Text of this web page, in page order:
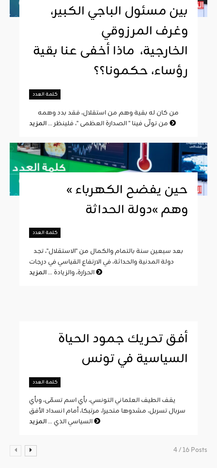
بين مسئول الباجي الكبير،
وغرف المرزوقي
الخارجية، ماذا أخفى عنا بقية
رؤساء، حكمونا؟؟
كلمة العدد
من تولّى فينا " الصدارة العظمى "، فلينظر ...
« حين يفضح الكهرباء
وهم »دولة الحداثة
كلمة العدد
دولة المدنية والحداثة، في الارتفاع القياسي في درجات
الحرارة، والزيادة ...
أفق تحريك جمود الحياة
السياسية في تونس
كلمة العدد
يقف الطيف العلماني التونسي، بأي اسم تسمّى، وبأي
سربال تسربل، مشدوها متحيرا، مرتبكا، أمام انسداد الأفق
السياسي الذي ...
4 / 16 Posts